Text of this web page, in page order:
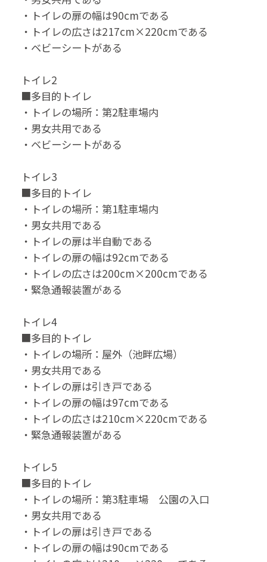
・トイレの扉の幅は90cmである
・トイレの広さは217cm×220cmである
・ベビーシートがある
トイレ2
■多目的トイレ
・トイレの場所：第2駐車場内
・男女共用である
・ベビーシートがある
トイレ3
■多目的トイレ
・トイレの場所：第1駐車場内
・男女共用である
・トイレの扉は半自動である
・トイレの扉の幅は92cmである
・トイレの広さは200cm×200cmである
・緊急通報装置がある
トイレ4
■多目的トイレ
・トイレの場所：屋外（池畔広場）
・男女共用である
・トイレの扉は引き戸である
・トイレの扉の幅は97cmである
・トイレの広さは210cm×220cmである
・緊急通報装置がある
トイレ5
■多目的トイレ
・トイレの場所：第3駐車場 公園の入口
・男女共用である
・トイレの扉は引き戸である
・トイレの扉の幅は90cmである